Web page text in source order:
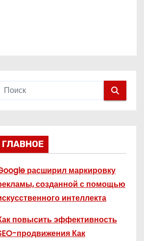
ГЛАВНОЕ
расширил маркировку
созданной с помощью
интеллекта
повысить эффективность
продвижения Как